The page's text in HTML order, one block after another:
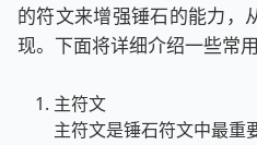
的符文来增强锤石的能力，
现。下面将详细介绍一些常
主符文
主符文是锤石符文中最重